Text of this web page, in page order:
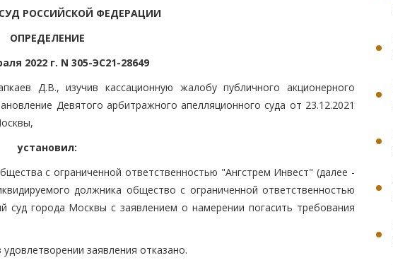
РОССИЙСКОЙ ФЕДЕРАЦИИ
ОПРЕДЕЛЕНИЕ
2022 г. N 305-ЭС21-28649
Д.В., изучив кассационную жалобу публичного акционерного
Девятого арбитражного апелляционного суда от 23.12.2021
установил:
с ограниченной ответственностью "Ангстрем Инвест" (далее -
должника общество с ограниченной ответственностью
города Москвы с заявлением о намерении погасить требования
заявления отказано.